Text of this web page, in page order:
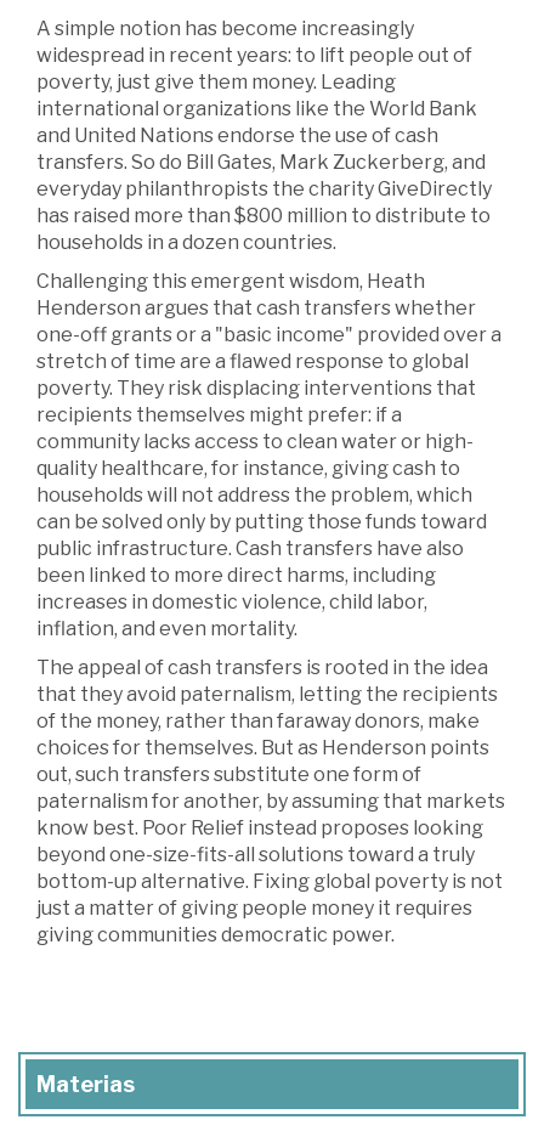
A simple notion has become increasingly
widespread in recent years: to lift people out of
poverty, just give them money. Leading
international organizations like the World Bank
and United Nations endorse the use of cash
transfers. So do Bill Gates, Mark Zuckerberg, and
everyday philanthropists the charity GiveDirectly
has raised more than $800 million to distribute to
households in a dozen countries.
Challenging this emergent wisdom, Heath
Henderson argues that cash transfers whether
one-off grants or a "basic income" provided over a
stretch of time are a flawed response to global
poverty. They risk displacing interventions that
recipients themselves might prefer: if a
community lacks access to clean water or high-
quality healthcare, for instance, giving cash to
households will not address the problem, which
can be solved only by putting those funds toward
public infrastructure. Cash transfers have also
been linked to more direct harms, including
increases in domestic violence, child labor,
inflation, and even mortality.
The appeal of cash transfers is rooted in the idea
that they avoid paternalism, letting the recipients
of the money, rather than faraway donors, make
choices for themselves. But as Henderson points
out, such transfers substitute one form of
paternalism for another, by assuming that markets
know best. Poor Relief instead proposes looking
beyond one-size-fits-all solutions toward a truly
bottom-up alternative. Fixing global poverty is not
just a matter of giving people money it requires
giving communities democratic power.
Materias